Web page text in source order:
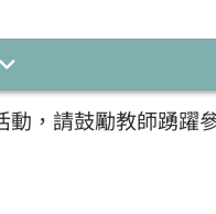
，請鼓勵教師踴躍